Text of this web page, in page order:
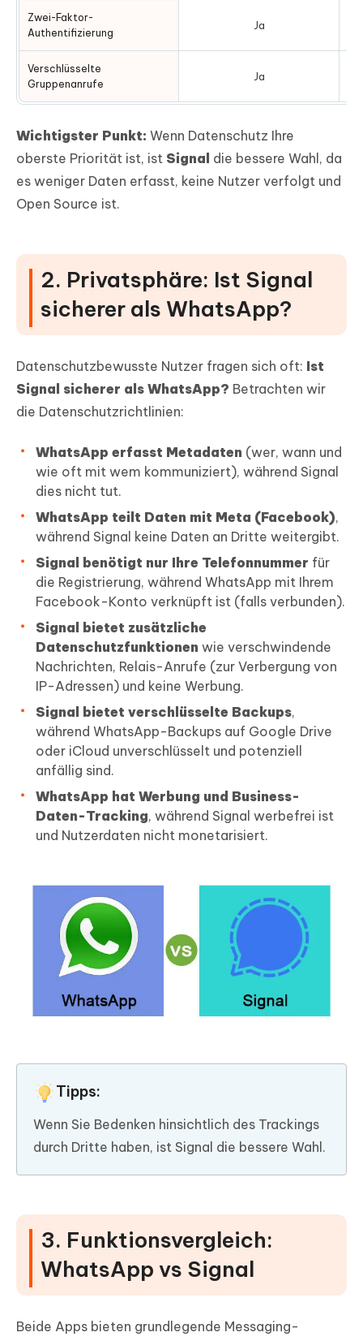
Zwei-Faktor-
Authentifizierung
Ja
Verschlüsselte
Gruppenanrufe
Ja
Wichtigster Punkt: Wenn Datenschutz Ihre
oberste Priorität ist, ist Signal die bessere Wahl, da
es weniger Daten erfasst, keine Nutzer verfolgt und
Open Source ist.
2. Privatsphäre: Ist Signal
sicherer als WhatsApp?
Datenschutzbewusste Nutzer fragen sich oft: Ist
Signal sicherer als WhatsApp? Betrachten wir
die Datenschutzrichtlinien:
WhatsApp erfasst Metadaten (wer, wann und
wie oft mit wem kommuniziert), während Signal
dies nicht tut.
WhatsApp teilt Daten mit Meta (Facebook),
während Signal keine Daten an Dritte weitergibt.
Signal benötigt nur Ihre Telefonnummer für
die Registrierung, während WhatsApp mit Ihrem
Facebook-Konto verknüpft ist (falls verbunden).
Signal bietet zusätzliche
Datenschutzfunktionen wie verschwindende
Nachrichten, Relais-Anrufe (zur Verbergung von
IP-Adressen) und keine Werbung.
Signal bietet verschlüsselte Backups,
während WhatsApp-Backups auf Google Drive
oder iCloud unverschlüsselt und potenziell
anfällig sind.
WhatsApp hat Werbung und Business-
Daten-Tracking, während Signal werbefrei ist
und Nutzerdaten nicht monetarisiert.
Tipps:
Wenn Sie Bedenken hinsichtlich des Trackings
durch Dritte haben, ist Signal die bessere Wahl.
3. Funktionsvergleich:
WhatsApp vs Signal
Beide Apps bieten grundlegende Messaging-